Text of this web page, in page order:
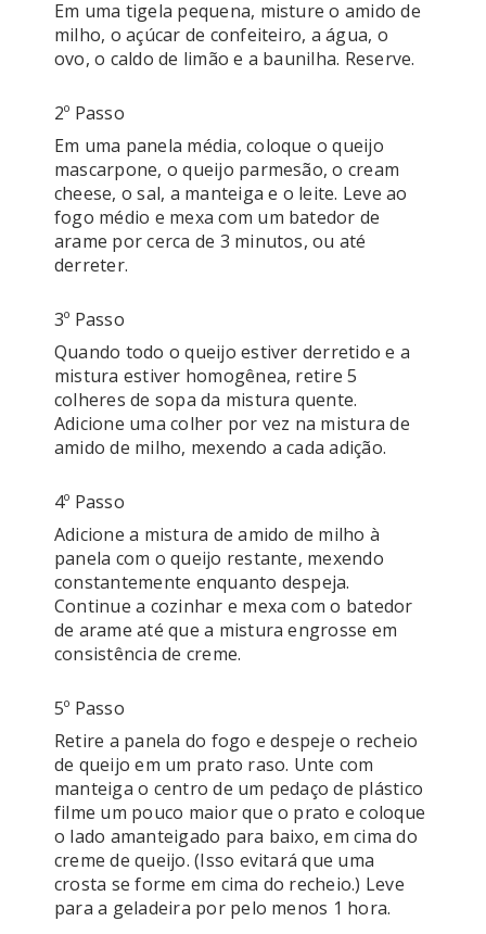
Em uma tigela pequena, misture o amido de
milho, o açúcar de confeiteiro, a água, o
2º Passo
Em uma panela média, coloque o queijo
mascarpone, o queijo parmesão, o cream
cheese, o sal, a manteiga e o leite. Leve ao
fogo médio e mexa com um batedor de
arame por cerca de 3 minutos, ou até
derreter.
3º Passo
Quando todo o queijo estiver derretido e a
mistura estiver homogênea, retire 5
colheres de sopa da mistura quente.
Adicione uma colher por vez na mistura de
4º Passo
Adicione a mistura de amido de milho à
panela com o queijo restante, mexendo
constantemente enquanto despeja.
Continue a cozinhar e mexa com o batedor
de arame até que a mistura engrosse em
5º Passo
Retire a panela do fogo e despeje o recheio
de queijo em um prato raso. Unte com
manteiga o centro de um pedaço de plástico
filme um pouco maior que o prato e coloque
o lado amanteigado para baixo, em cima do
creme de queijo. (Isso evitará que uma
crosta se forme em cima do recheio.) Leve